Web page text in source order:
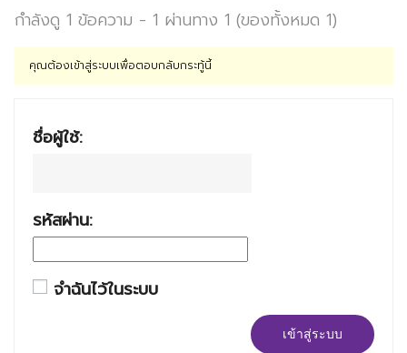
กำลังดู 1 ข้อความ - 1 ผ่านทาง 1 (ของทั้งหมด 1)
คุณต้องเข้าสู่ระบบเพื่อตอบกลับกระทู้นี้
ชื่อผู้ใช้:
รหัสผ่าน:
จำฉันไว้ในระบบ
เข้าสู่ระบบ